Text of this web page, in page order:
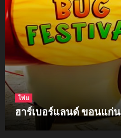
โฟม
ฮาร์เบอร์แลนด์ ขอนแก่น
4
mockups
ม็อคอัพขวด bsab
5